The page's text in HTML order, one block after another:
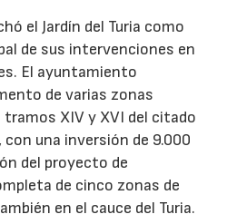
el Jardín del Turia como
de sus intervenciones en
El ayuntamiento
de varias zonas
XIV y XVI del citado
con una inversión de 9.000
del proyecto de
de cinco zonas de
en el cauce del Turia.